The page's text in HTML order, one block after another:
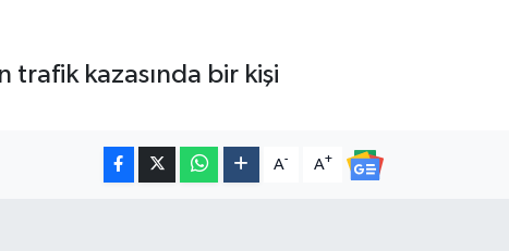
trafik kazasında bir kişi
A- A+